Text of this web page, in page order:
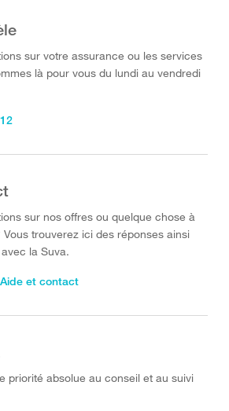
sur votre assurance ou les services
là pour vous du lundi au vendredi
sur nos offres ou quelque chose à
trouverez ici des réponses ainsi
la Suva.
et contact
priorité absolue au conseil et au suivi